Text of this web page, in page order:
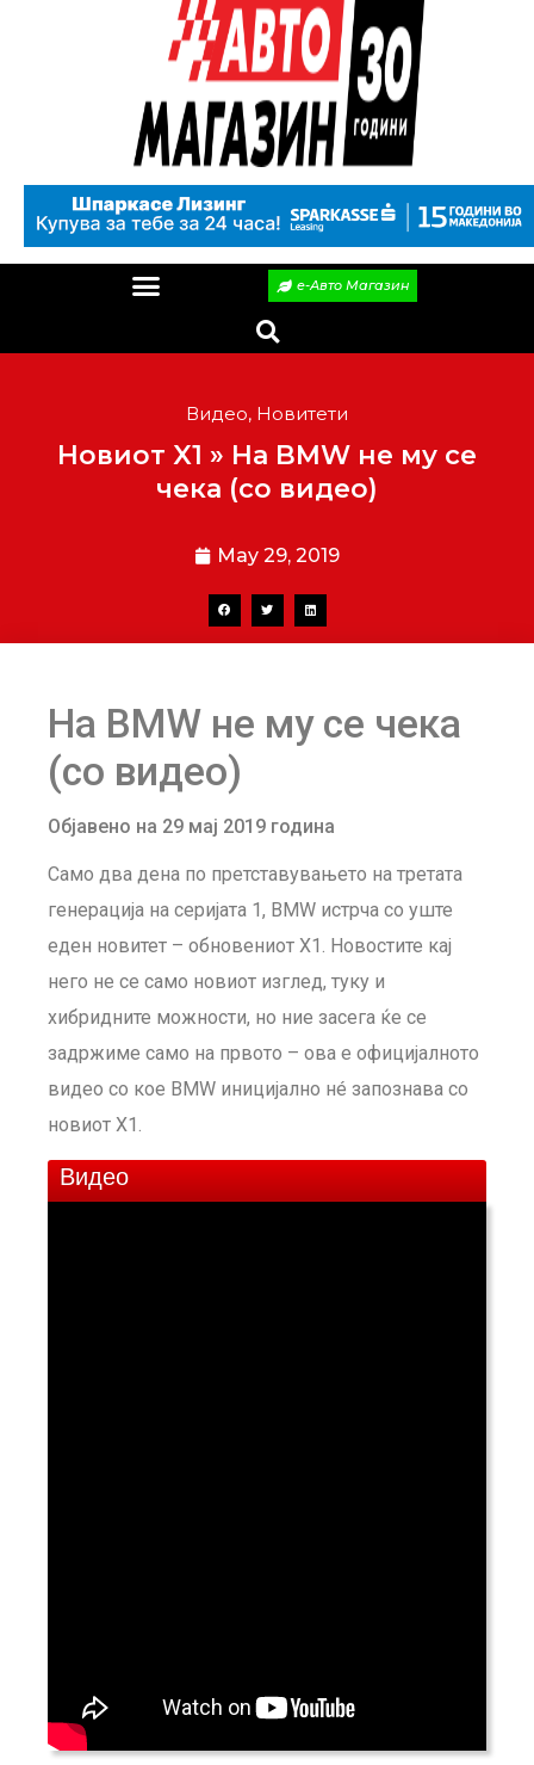
е-Авто Магазин
Видео, Новитети
Новиот X1 » На BMW не му се
чека (со видео)
May 29, 2019
На BMW не му се чека
(со видео)
Објавено на 29 мај 2019 година
Само два дена по претставувањето на третата
генерација на серијата 1, BMW истрча со уште
еден новитет – обновениот X1. Новостите кај
него не се само новиот изглед, туку и
хибридните можности, но ние засега ќе се
задржиме само на првото – ова е официјалното
видео со кое BMW иницијално нé запознава со
новиот X1.
Видео